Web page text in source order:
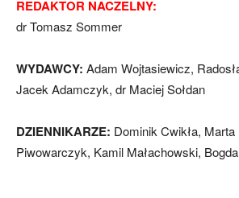
REDAKTOR NACZELNY:
dr Tomasz Sommer
WYDAWCY: Adam Wojtasiewicz,
Jacek Adamczyk, dr Maciej Sołdan
DZIENNIKARZE: Dominik Cwikła,
Piwowarczyk, Kamil Małachowski,